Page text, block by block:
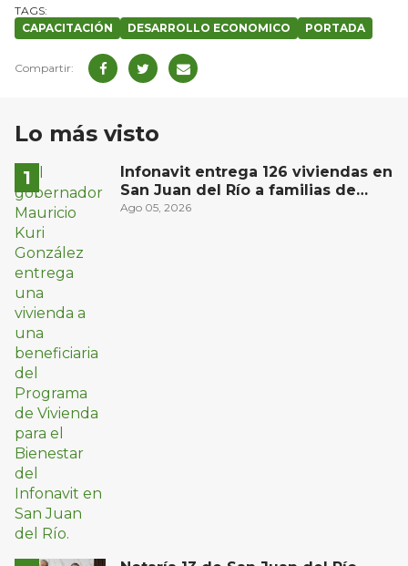
CAPACITACIÓN DESARROLLO ECONOMICO PORTADA
Lo más visto
Infonavit entrega 126 viviendas en
San Juan del Río a familias de
bajos ingresos
Ago 05, 2026